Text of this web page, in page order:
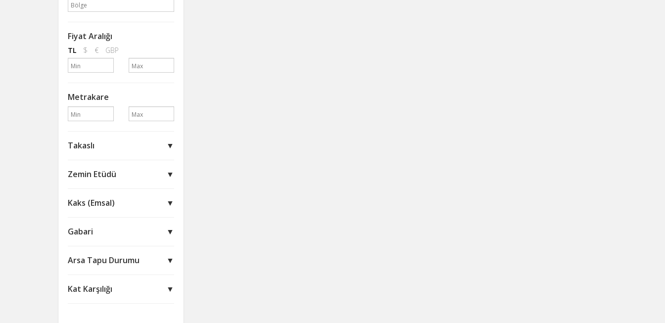
Fiyat Aralığı
TL $ € GBP
Metrakare
Takaslı ▼
Zemin Etüdü ▼
Kaks (Emsal) ▼
Gabari ▼
Arsa Tapu Durumu ▼
Kat Karşılığı ▼